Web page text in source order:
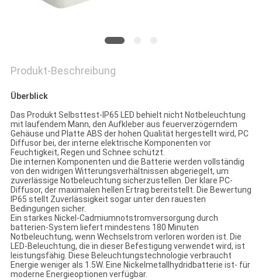
Produkt-Beschreibung
Überblick
Das Produkt Selbsttest-IP65 LED behielt nicht Notbeleuchtung
mit laufendem Mann, den Aufkleber aus feuerverzögerndem
Gehäuse und Platte ABS der hohen Qualität hergestellt wird, PC
Diffusor bei, der interne elektrische Komponenten vor
Feuchtigkeit, Regen und Schnee schützt.
Die internen Komponenten und die Batterie werden vollständig
von den widrigen Witterungsverhältnissen abgeriegelt, um
zuverlässige Notbeleuchtung sicherzustellen. Der klare PC-
Diffusor, der maximalen hellen Ertrag bereitstellt. Die Bewertung
IP65 stellt Zuverlässigkeit sogar unter den rauesten
Bedingungen sicher.
Ein starkes Nickel-Cadmiumnotstromversorgung durch
batterien-System liefert mindestens 180 Minuten
Notbeleuchtung, wenn Wechselstrom verloren worden ist. Die
LED-Beleuchtung, die in dieser Befestigung verwendet wird, ist
leistungsfähig. Diese Beleuchtungstechnologie verbraucht
Energie weniger als 1.5W. Eine Nickelmetallhydridbatterie ist- für
moderne Energieoptionen verfügbar.